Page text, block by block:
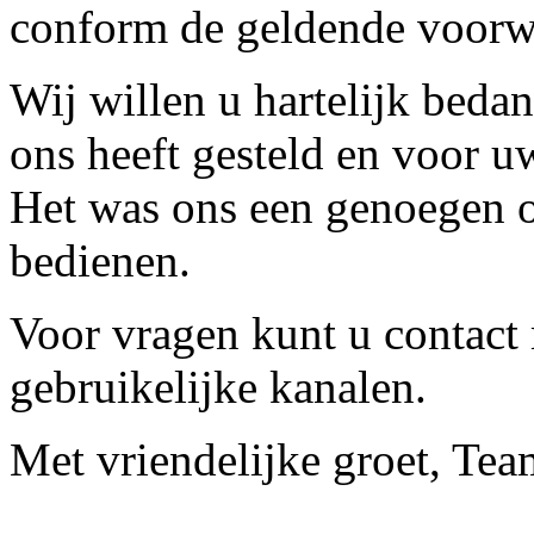
conform de geldende
Wij willen u hartelijk
ons heeft gesteld en voor
Het was ons een
bedienen.
Voor vragen kunt u contact
gebruikelijke kanalen.
Met vriendelijke groet,